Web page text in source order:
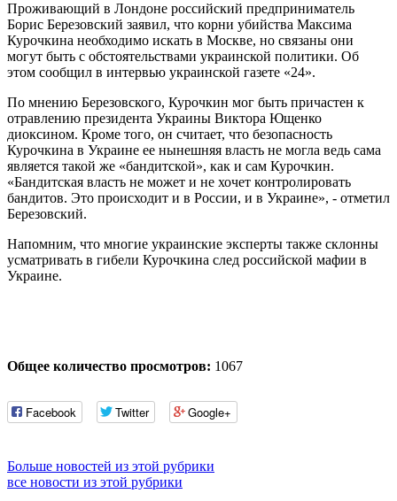
Проживающий в Лондоне российский предприниматель
Борис Березовский заявил, что корни убийства Максима
Курочкина необходимо искать в Москве, но связаны они
могут быть с обстоятельствами украинской политики. Об
этом сообщил в интервью украинской газете «24».
По мнению Березовского, Курочкин мог быть причастен к
отравлению президента Украины Виктора Ющенко
диоксином. Кроме того, он считает, что безопасность
Курочкина в Украине ее нынешняя власть не могла ведь сама
является такой же «бандитской», как и сам Курочкин.
«Бандитская власть не может и не хочет контролировать
бандитов. Это происходит и в России, и в Украине», - отметил
Березовский.
Напомним, что многие украинские эксперты также склонны
усматривать в гибели Курочкина след российской мафии в
Украине.
Общее количество просмотров: 1067
Facebook Twitter Google+
Больше новостей из этой рубрики
все новости из этой рубрики